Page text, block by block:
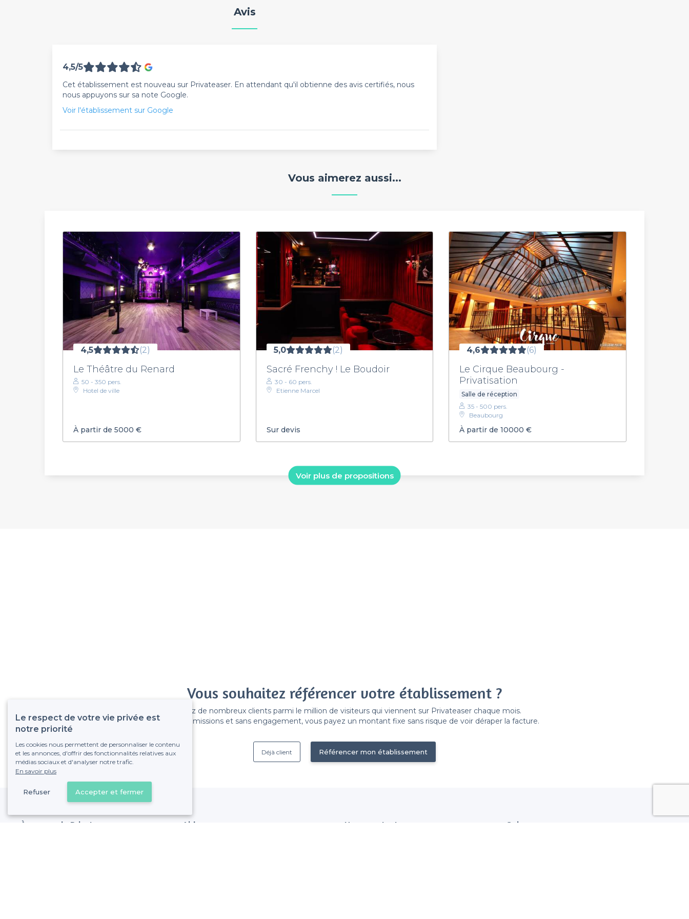
Avis
4,5/5
Cet établissement est nouveau sur Privateaser. En attendant qu'il obtienne des avis certifiés, nous
nous appuyons sur sa note Google.
Voir l'établissement sur Google
Vous aimerez aussi...
4,5 (2)
Le Théâtre du Renard
50 - 350 pers.
Hotel de ville
À partir de 5000 €
5,0 (2)
Sacré Frenchy ! Le Boudoir
30 - 60 pers.
Etienne Marcel
Sur devis
4,6 (6)
Le Cirque Beaubourg -
Privatisation
Salle de réception
35 - 500 pers.
Beaubourg
À partir de 10000 €
Voir plus de propositions
Vous souhaitez référencer votre établissement ?
Gagnez de nombreux clients parmi le million de visiteurs qui viennent sur Privateaser chaque mois.
Pas de commissions et sans engagement, vous payez un montant fixe sans risque de voir déraper la facture.
Référencer mon établissement
Déjà client
À propos de Privateaser Aide Nous contacter Suivez nous
Le respect de votre vie privée est
notre priorité
Les cookies nous permettent de personnaliser le contenu
et les annonces, d'offrir des fonctionnalités relatives aux
médias sociaux et d'analyser notre trafic.
En savoir plus
Refuser Accepter et fermer